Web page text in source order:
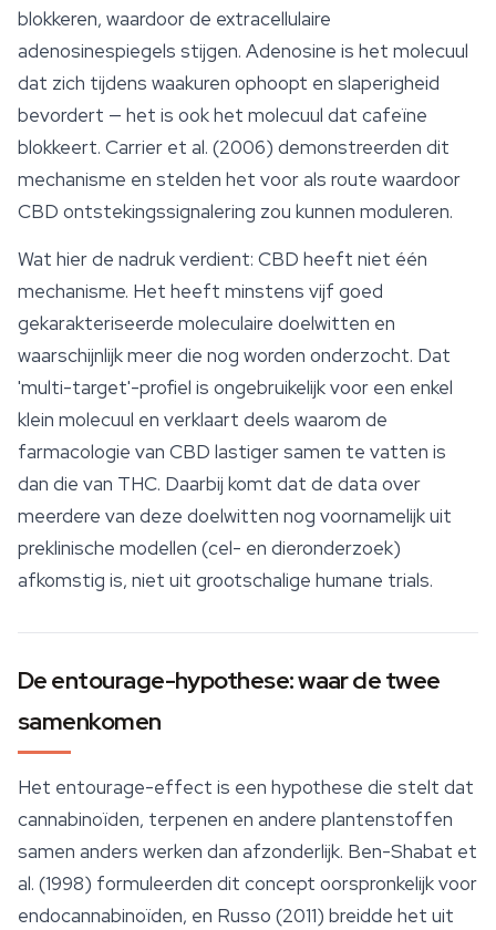
blokkeren, waardoor de extracellulaire
adenosinespiegels stijgen. Adenosine is het molecuul
dat zich tijdens waakuren ophoopt en slaperigheid
bevordert — het is ook het molecuul dat cafeïne
blokkeert. Carrier et al. (2006) demonstreerden dit
mechanisme en stelden het voor als route waardoor
CBD ontstekingssignalering zou kunnen moduleren.
Wat hier de nadruk verdient: CBD heeft niet één
mechanisme. Het heeft minstens vijf goed
gekarakteriseerde moleculaire doelwitten en
waarschijnlijk meer die nog worden onderzocht. Dat
'multi-target'-profiel is ongebruikelijk voor een enkel
klein molecuul en verklaart deels waarom de
farmacologie van CBD lastiger samen te vatten is
dan die van THC. Daarbij komt dat de data over
meerdere van deze doelwitten nog voornamelijk uit
preklinische modellen (cel- en dieronderzoek)
afkomstig is, niet uit grootschalige humane trials.
De entourage-hypothese: waar de twee
samenkomen
Het entourage-effect is een hypothese die stelt dat
cannabinoïden, terpenen en andere plantenstoffen
samen anders werken dan afzonderlijk. Ben-Shabat et
al. (1998) formuleerden dit concept oorspronkelijk voor
endocannabinoïden, en Russo (2011) breidde het uit